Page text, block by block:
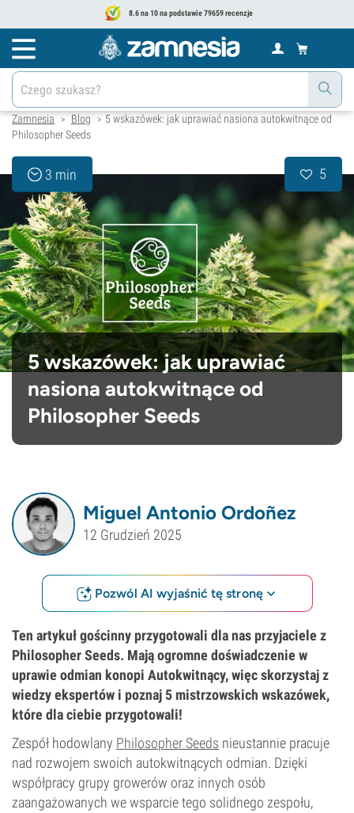
8.6 na 10 na podstawie 79659 recenzje
Zamnesia > Blog > 5 wskazówek: jak uprawiać nasiona autokwitnące od
Philosopher Seeds
3 min 5
5 wskazówek: jak uprawiać
nasiona autokwitnące od
Philosopher Seeds
Miguel Antonio Ordoñez
12 Grudzień 2025
Pozwól AI wyjaśnić tę stronę
Ten artykuł gościnny przygotowali dla nas przyjaciele z
Philosopher Seeds. Mają ogromne doświadczenie w
uprawie odmian konopi Autokwitnący, więc skorzystaj z
wiedzy ekspertów i poznaj 5 mistrzowskich wskazówek,
które dla ciebie przygotowali!
Zespół hodowlany Philosopher Seeds nieustannie pracuje
nad rozwojem swoich autokwitnących odmian. Dzięki
współpracy grupy growerów oraz innych osób
zaangażowanych we wsparcie tego solidnego zespołu,